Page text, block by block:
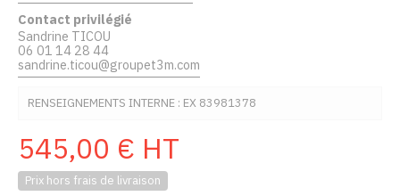
RENSEIGNEMENTS INTERNE : EX 83981378
Contact privilégié
Sandrine TICOU
06 01 14 28 44
sandrine.ticou@groupet3m.com
545,00 € HT
Prix hors frais de livraison